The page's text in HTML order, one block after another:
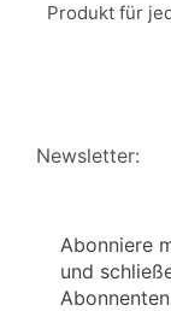
Produkt für
Newsletter:
Abonniere
und